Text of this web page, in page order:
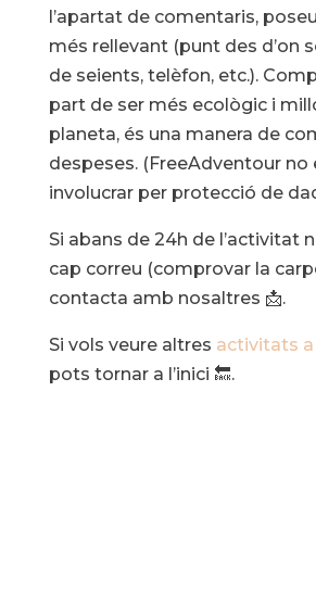
l’apartat de comentaris,
més rellevant (punt des d’on
de seients, telèfon, etc.).
part de ser més ecològic i
planeta, és una manera de
despeses. (FreeAdventour no
involucrar per protecció de
Si abans de 24h de l’activitat
cap correu (comprovar la
contacta amb nosaltres 📩.
Si vols veure altres activitats a
pots tornar a l’inici 🔙.